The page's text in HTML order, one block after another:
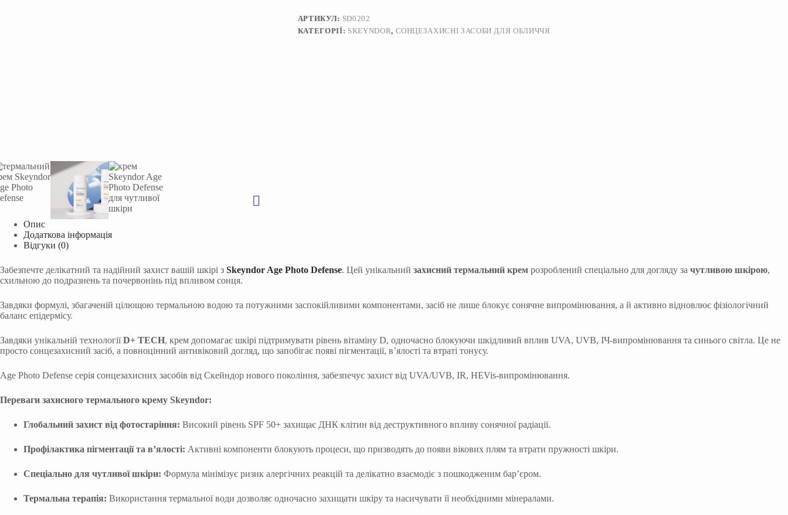
АРТИКУЛ: SD0202
КАТЕГОРІЇ: SKEYNDOR, СОНЦЕЗАХИСНІ ЗАСОБИ ДЛЯ ОБЛИЧЧЯ
Опис
Додаткова інформація
Відгуки (0)
Забезпечте делікатний та надійний захист вашій шкірі з Skeyndor Age Photo Defense. Цей унікальний захисний термальний крем розроблений спеціально для догляду за чутливою шкірою,
схильною до подразнень та почервонінь під впливом сонця.
Завдяки формулі, збагаченій цілющою термальною водою та потужними заспокійливими компонентами, засіб не лише блокує сонячне випромінювання, а й активно відновлює фізіологічний
баланс епідермісу.
Завдяки унікальній технологіїD+ TECH, крем допомагає шкірі підтримувати рівень вітаміну D, одночасно блокуючи шкідливий вплив UVA, UVB, ІЧ-випромінювання та синього світла. Це не
просто сонцезахисний засіб, а повноцінний антивіковий догляд, що запобігає появі пігментації, в’ялості та втраті тонусу.
Age Photo Defense серія сонцезахисних засобів від Скейндор нового покоління, забезпечує захист від UVA/UVB, IR, HEVis-випромінювання.
Переваги захисного термального крему Skeyndor:
Глобальний захист від фотостаріння: Високий рівень SPF 50+ захищає ДНК клітин від деструктивного впливу сонячної радіації.
Профілактика пігментації та в’ялості: Активні компоненти блокують процеси, що призводять до появи вікових плям та втрати пружності шкіри.
Спеціально для чутливої шкіри: Формула мінімізує ризик алергічних реакцій та делікатно взаємодіє з пошкодженим бар’єром.
Термальна терапія: Використання термальної води дозволяє одночасно захищати шкіру та насичувати її необхідними мінералами.